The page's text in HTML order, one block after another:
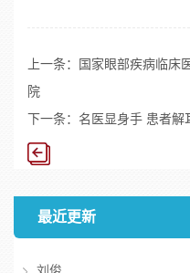
上一条：
国家眼部疾病临床
院
下一条： 名医显身手 患者解
最近更新